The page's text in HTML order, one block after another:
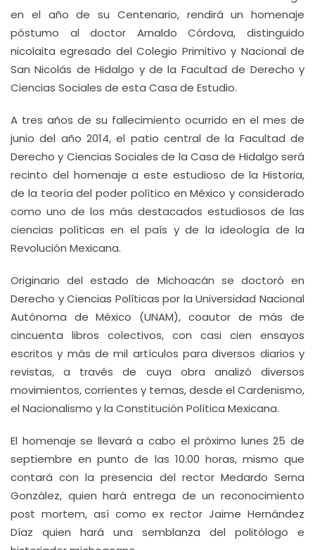
en el año de su Centenario, rendirá un homenaje
póstumo al doctor Arnaldo Córdova, distinguido
nicolaita egresado del Colegio Primitivo y Nacional de
San Nicolás de Hidalgo y de la Facultad de Derecho y
Ciencias Sociales de esta Casa de Estudio.
A tres años de su fallecimiento ocurrido en el mes de
junio del año 2014, el patio central de la Facultad de
Derecho y Ciencias Sociales de la Casa de Hidalgo será
recinto del homenaje a este estudioso de la Historia,
de la teoría del poder político en México y considerado
como uno de los más destacados estudiosos de las
ciencias políticas en el país y de la ideología de la
Revolución Mexicana.
Originario del estado de Michoacán se doctoró en
Derecho y Ciencias Políticas por la Universidad Nacional
Autónoma de México (UNAM), coautor de más de
cincuenta libros colectivos, con casi cien ensayos
escritos y más de mil artículos para diversos diarios y
revistas, a través de cuya obra analizó diversos
movimientos, corrientes y temas, desde el Cardenismo,
el Nacionalismo y la Constitución Política Mexicana.
El homenaje se llevará a cabo el próximo lunes 25 de
septiembre en punto de las 10:00 horas, mismo que
contará con la presencia del rector Medardo Serna
González, quien hará entrega de un reconocimiento
post mortem, así como ex rector Jaime Hernández
Díaz quien hará una semblanza del politólogo e